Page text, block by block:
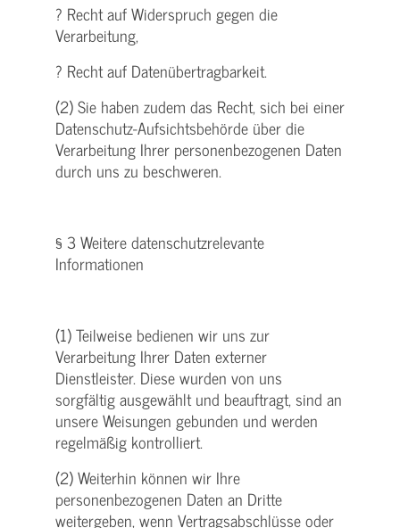
? Recht auf Widerspruch gegen die
Verarbeitung,
? Recht auf Datenübertragbarkeit.
(2) Sie haben zudem das Recht, sich bei einer
Datenschutz-Aufsichtsbehörde über die
Verarbeitung Ihrer personenbezogenen Daten
durch uns zu beschweren.
§ 3 Weitere datenschutzrelevante
Informationen
(1) Teilweise bedienen wir uns zur
Verarbeitung Ihrer Daten externer
Dienstleister. Diese wurden von uns
sorgfältig ausgewählt und beauftragt, sind an
unsere Weisungen gebunden und werden
regelmäßig kontrolliert.
(2) Weiterhin können wir Ihre
personenbezogenen Daten an Dritte
weitergeben, wenn Vertragsabschlüsse oder